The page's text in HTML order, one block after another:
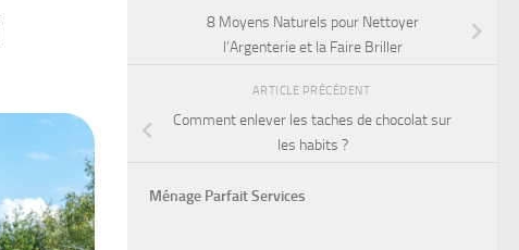
8 Moyens Naturels pour Nettoyer
l’Argenterie et la Faire Briller
ARTICLE PRÉCÉDENT
Comment enlever les taches de chocolat sur
les habits ?
Ménage Parfait Services